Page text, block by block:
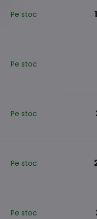
Pe stoc
Pe stoc
Pe stoc
Pe stoc
Pe stoc